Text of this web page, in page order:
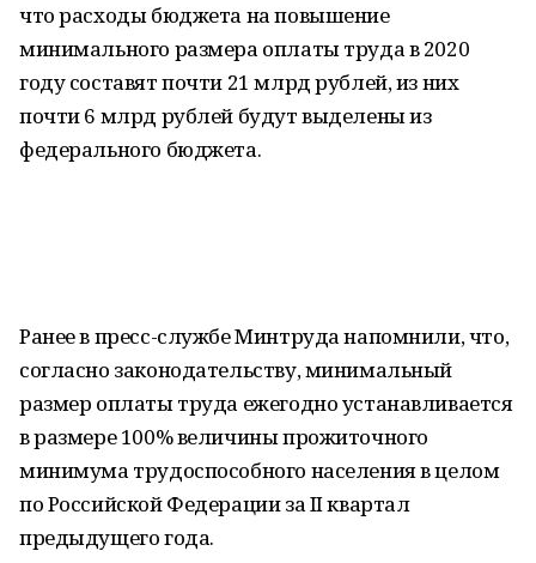
что расходы бюджета на повышение
минимального размера оплаты труда в 2020
году составят почти 21 млрд рублей, из них
почти 6 млрд рублей будут выделены из
федерального бюджета.
Ранее в пресс-службе Минтруда напомнили, что,
согласно законодательству, минимальный
размер оплаты труда ежегодно устанавливается
в размере 100% величины прожиточного
минимума трудоспособного населения в целом
по Российской Федерации за II квартал
предыдущего года.